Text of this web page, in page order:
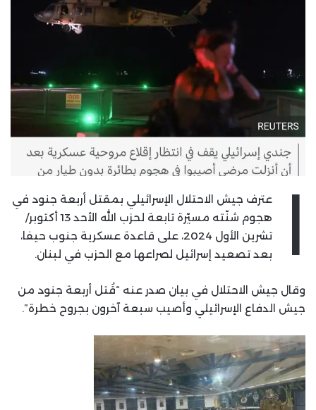
عترف جيش الاحتلال الإسرائيلي بمقتل أربعة جنود في
هجوم شنّته مسيّرة تابعة لحزب الله الأحد 13 أكتوبر/
تشرين الأول 2024، على قاعدة عسكرية جنوب حيفا،
بعد تصعيد إسرائيل لصراعها مع الحزب في لبنان.
وقال جيش الاحتلال في بيان صدر عنه “قُتل أربعة جنود من
جيش الدفاع الإسرائيلي وأصيب سبعة آخرون بجروح خطرة”.